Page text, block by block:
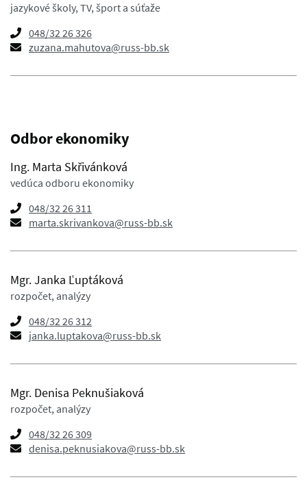
jazykové školy, TV, šport a súťaže
048/32 26 326
zuzana.mahutova@russ-bb.sk
Odbor ekonomiky
Ing. Marta Skřivánková
vedúca odboru ekonomiky
048/32 26 311
marta.skrivankova@russ-bb.sk
Mgr. Janka Ľuptáková
rozpočet, analýzy
048/32 26 312
janka.luptakova@russ-bb.sk
Mgr. Denisa Peknušiaková
rozpočet, analýzy
048/32 26 309
denisa.peknusiakova@russ-bb.sk